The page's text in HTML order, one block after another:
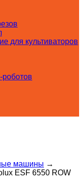
для культиваторов
роботов
машины →
ESF 6550 ROW